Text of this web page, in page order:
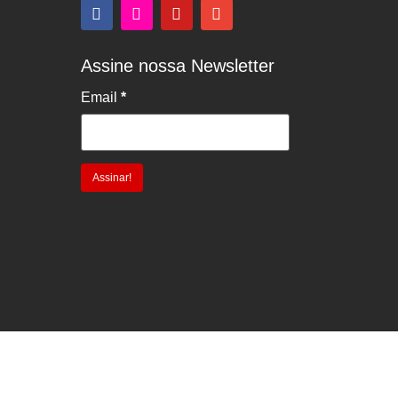
Assine nossa Newsletter
Email *